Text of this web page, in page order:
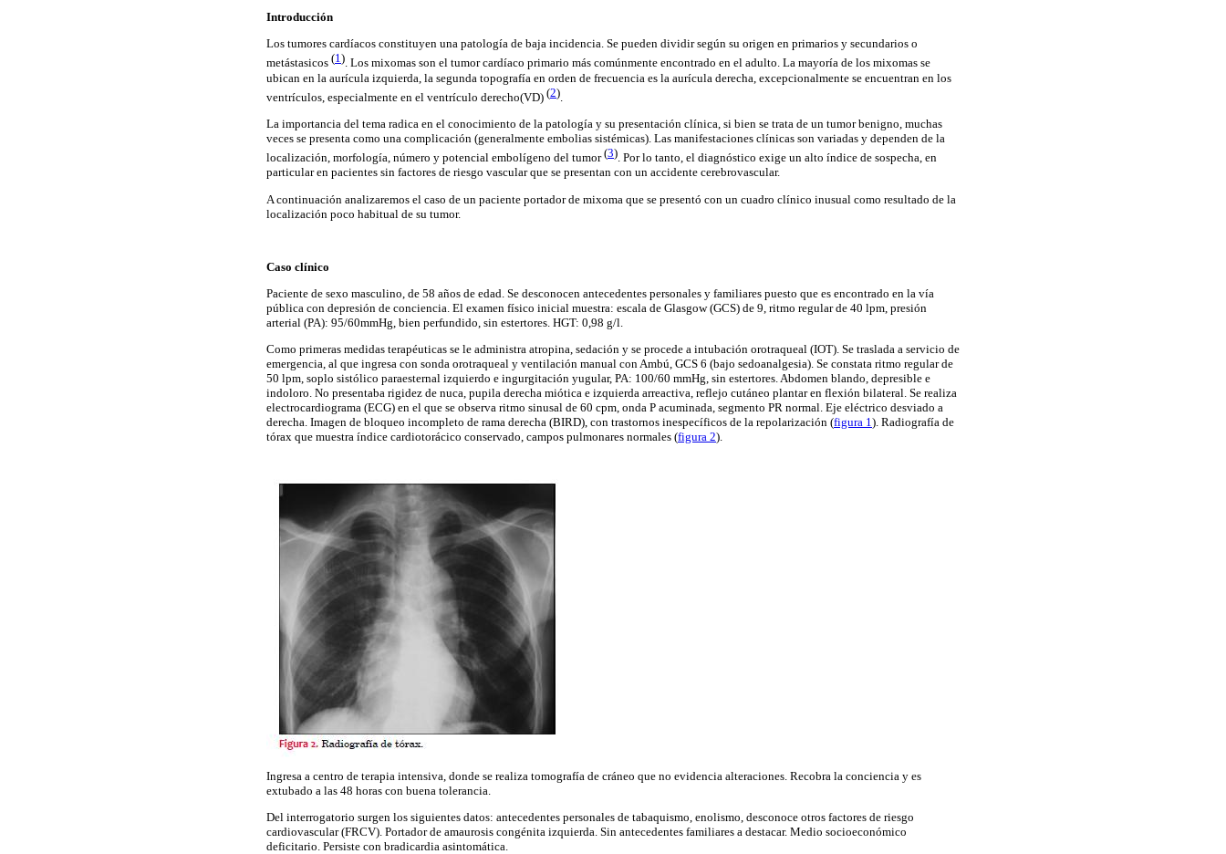
Introducción
Los tumores cardíacos constituyen una patología de baja incidencia. Se pueden dividir según su origen en primarios y secundarios o
metástasicos (1). Los mixomas son el tumor cardíaco primario más comúnmente encontrado en el adulto. La mayoría de los mixomas se
ubican en la aurícula izquierda, la segunda topografía en orden de frecuencia es la aurícula derecha, excepcionalmente se encuentran en los
ventrículos, especialmente en el ventrículo derecho(VD) (2)
La importancia del tema radica en el conocimiento de la patología y su presentación clínica, si bien se trata de un tumor benigno, muchas
veces se presenta como una complicación (generalmente embolias sistémicas). Las manifestaciones clínicas son variadas y dependen de la
localización, morfología, número y potencial embolígeno del tumor(3). Por lo tanto, el diagnóstico exige un alto índice de sospecha, en
particular en pacientes sin factores de riesgo vascular que se presentan con un accidente cerebrovascular.
A continuación analizaremos el caso de un paciente portador de mixoma que se presentó con un cuadro clínico inusual como resultado de la
localización poco habitual de su tumor.
Caso clínico
Paciente de sexo masculino, de 58 años de edad. Se desconocen antecedentes personales y familiares puesto que es encontrado en la vía
pública con depresión de conciencia. El examen físico inicial muestra: escala de Glasgow (GCS) de 9, ritmo regular de 40 lpm, presión
arterial (PA): 95/60mmHg, bien perfundido, sin estertores. HGT: 0,98 g/l.
Como primeras medidas terapéuticas se le administra atropina, sedación y se procede a intubación orotraqueal (IOT). Se traslada a servicio de
emergencia, al que ingresa con sonda orotraqueal y ventilación manual con Ambú, GCS 6 (bajo sedoanalgesia). Se constata ritmo regular de
50 lpm, soplo sistólico paraesternal izquierdo e ingurgitación yugular, PA: 100/60 mmHg, sin estertores. Abdomen blando, depresible e
indoloro. No presentaba rigidez de nuca, pupila derecha miótica e izquierda arreactiva, reflejo cutáneo plantar en flexión bilateral. Se realiza
electrocardiograma (ECG) en el que se observa ritmo sinusal de 60 cpm, onda P acuminada, segmento PR normal. Eje eléctrico desviado a
derecha. Imagen de bloqueo incompleto de rama derecha (BIRD), con trastornos inespecíficos de la repolarización (figura 1). Radiografía de
tórax que muestra índice cardiotorácico conservado, campos pulmonares normales (figura 2).
Ingresa a centro de terapia intensiva, donde se realiza tomografía de cráneo que no evidencia alteraciones. Recobra la conciencia y es
extubado a las 48 horas con buena tolerancia.
Del interrogatorio surgen los siguientes datos: antecedentes personales de tabaquismo, enolismo, desconoce otros factores de riesgo
cardiovascular (FRCV). Portador de amaurosis congénita izquierda. Sin antecedentes familiares a destacar. Medio socioeconómico
deficitario. Persiste con bradicardia asintomática.